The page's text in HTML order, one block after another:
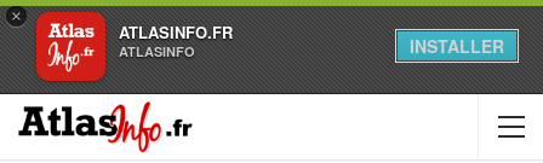
×
ATLASINFO.FR
ATLASINFO INSTALLER